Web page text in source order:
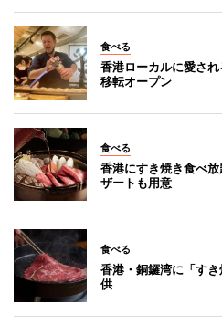
食べる
香港ローカルに愛さ
移転オープン
食べる
香港にすき焼き食べ
ザートも用意
食べる
香港・銅鑼湾に「す
供